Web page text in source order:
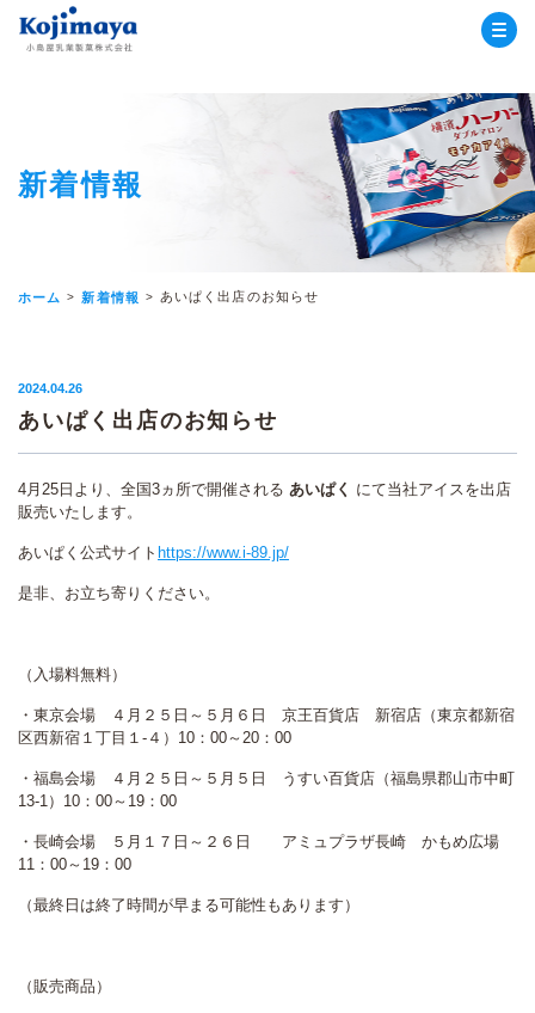
新着情報
ホーム 新着情報 あいぱく出店のお知らせ
2024.04.26
あいぱく出店のお知らせ
4月25日より、全国3ヵ所で開催される あいぱく にて当社アイスを出店
販売いたします。
あいぱく公式サイト https://www.i-89.jp/
是非、お立ち寄りください。
（入場料無料）
・東京会場 ４月２５日～５月６日 京王百貨店 新宿店（東京都新宿
区西新宿１丁目１-４）10：00～20：00
・福島会場 ４月２５日～５月５日 うすい百貨店（福島県郡山市中町
13-1）10：00～19：00
・長崎会場 ５月１７日～２６日 アミュプラザ長崎 かもめ広場
11：00～19：00
（最終日は終了時間が早まる可能性もあります）
（販売商品）